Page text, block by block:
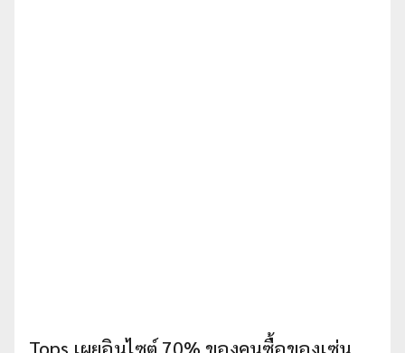
Tops เผยอินไซต์ 70% ของคนซื้อของเซ่น